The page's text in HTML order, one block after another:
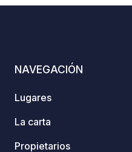
y restaurantes, está a
minutos a pie.
Bagno (un parque
NAVEGACIÓN
Lugares
La carta
Propietarios